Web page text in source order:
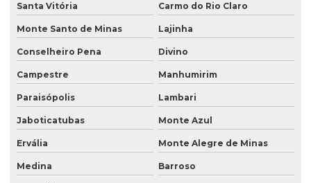
Santa Vitória Carmo do Rio Claro
Monte Santo de Minas Lajinha
Conselheiro Pena Divino
Campestre Manhumirim
Paraisópolis Lambari
Jaboticatubas Monte Azul
Ervália Monte Alegre de Minas
Medina Barroso